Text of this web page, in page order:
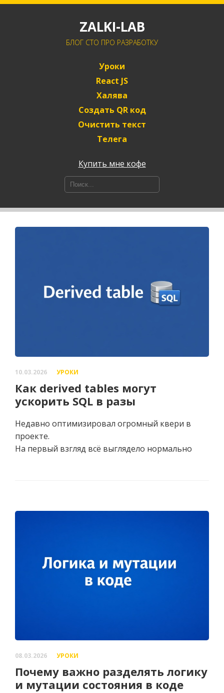
ZALKI-LAB
БЛОГ CTO ПРО РАЗРАБОТКУ
Уроки
React JS
Халява
Создать QR код
Очистить текст
Телега
Купить мне кофе
10.03.2026 УРОКИ
Как derived tables могут
ускорить SQL в разы
Недавно оптимизировал огромный квери в
проекте.
На первый взгляд всё выглядело нормально
08.03.2026 УРОКИ
Почему важно разделять логику
и мутации состояния в коде